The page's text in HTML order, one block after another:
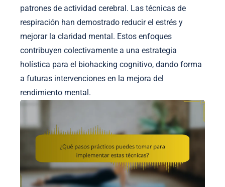
patrones de actividad cerebral. Las técnicas de
respiración han demostrado reducir el estrés y
mejorar la claridad mental. Estos enfoques
contribuyen colectivamente a una estrategia
holística para el biohacking cognitivo, dando forma
a futuras intervenciones en la mejora del
rendimiento mental.